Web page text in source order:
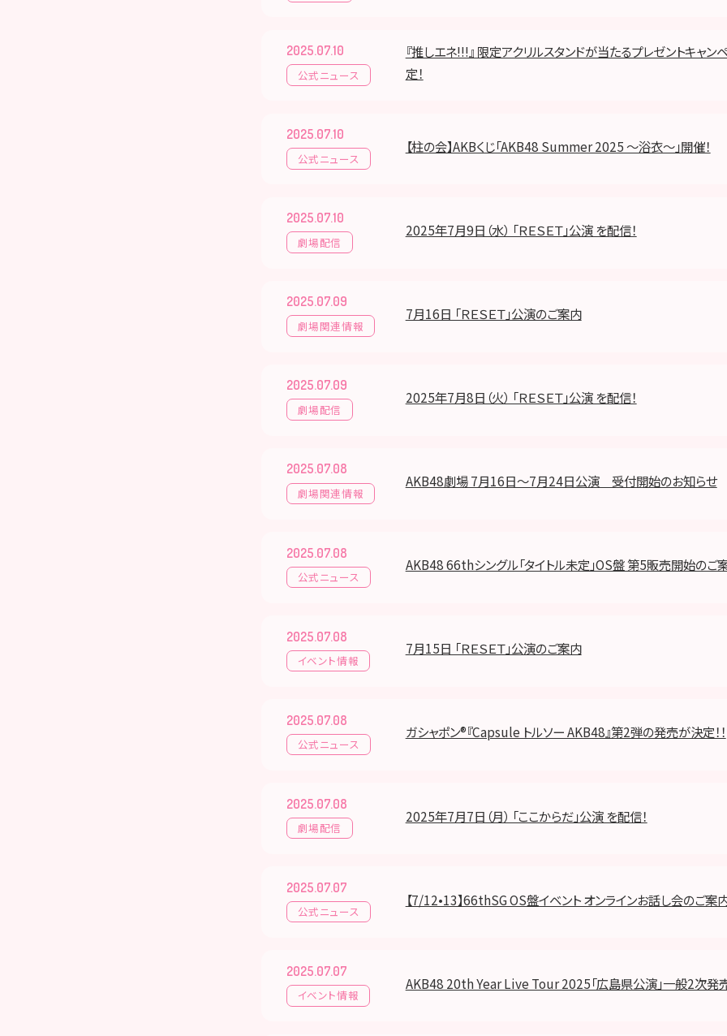
2025.07.10
公式ニュース
『推しエネ!!!』 限定アクリルスタンドが当たるプレゼントキャン
定！
2025.07.10
公式ニュース
【柱の会】AKBくじ「AKB48 Summer 2025 ～浴衣～」開催！
2025.07.10
劇場配信
2025年7月9日（水） 「ＲＥＳＥＴ」公演 を配信！
2025.07.09
劇場関連情報
7月16日 「ＲＥＳＥＴ」公演のご案内
2025.07.09
劇場配信
2025年7月8日（火） 「ＲＥＳＥＴ」公演 を配信！
2025.07.08
劇場関連情報
AKB48劇場 7月16日～7月24日公演 受付開始のお知らせ
2025.07.08
公式ニュース
AKB48 66thシングル「タイトル未定」OS盤 第5販売開始のご
2025.07.08
イベント情報
7月15日 「ＲＥＳＥＴ」公演のご案内
2025.07.08
公式ニュース
ガシャポン®︎『Capsule トルソー AKB48』第2弾の発売が決定！！
2025.07.08
劇場配信
2025年7月7日（月） 「ここからだ」公演 を配信！
2025.07.07
公式ニュース
【7/12•13】66thSG OS盤イベント オンラインお話し会のご案
2025.07.07
イベント情報
AKB48 20th Year Live Tour 2025「広島県公演」一般2次発